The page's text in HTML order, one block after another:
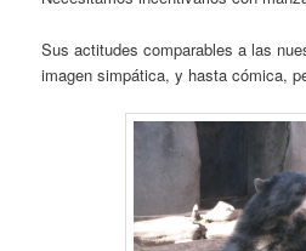
Sus actitudes comparables a las
imagen simpática, y hasta cómica,